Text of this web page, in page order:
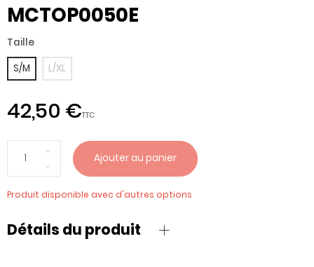
MCTOP0050E
Taille
S/M
L/XL
42,50 €TTC
Ajouter au panier
Produit disponible avec d'autres options
Détails du produit